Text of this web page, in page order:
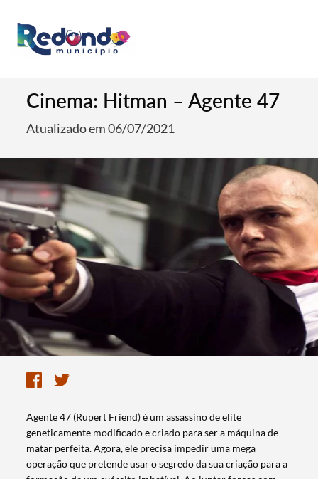
Cinema: Hitman – Agente 47
Atualizado em 06/07/2021
​Agente 47 (Rupert Friend) é um assassino de elite
geneticamente modificado e criado para ser a máquina de
matar perfeita. Agora, ele precisa impedir uma mega
operação que pretende usar o segredo da sua criação para a